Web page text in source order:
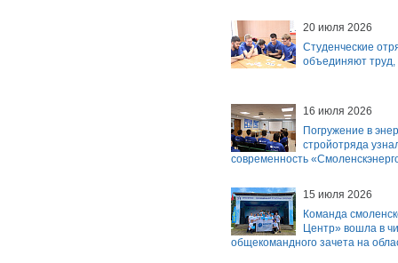
20 июля 2026
Студенческие
объединяют труд,
16 июля 2026
Погружение в
стройотряда
современность
15 июля 2026
Команда
Центр» вошла в
общекомандного зачета на